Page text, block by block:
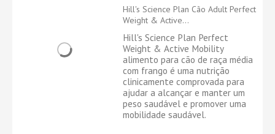
Hill's Science Plan Cão Adult Perfect
Weight & Active...
Hill's Science Plan Perfect
Weight & Active Mobility
alimento para cão de raça média
com frango é uma nutrição
clinicamente comprovada para
ajudar a alcançar e manter um
peso saudável e promover uma
mobilidade saudável.